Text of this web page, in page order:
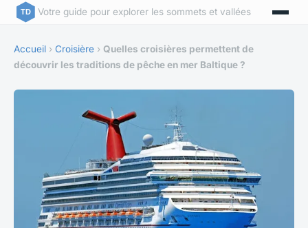
Votre guide pour explorer les sommets et vallées
Accueil › Croisière › Quelles croisières permettent de
découvrir les traditions de pêche en mer Baltique ?